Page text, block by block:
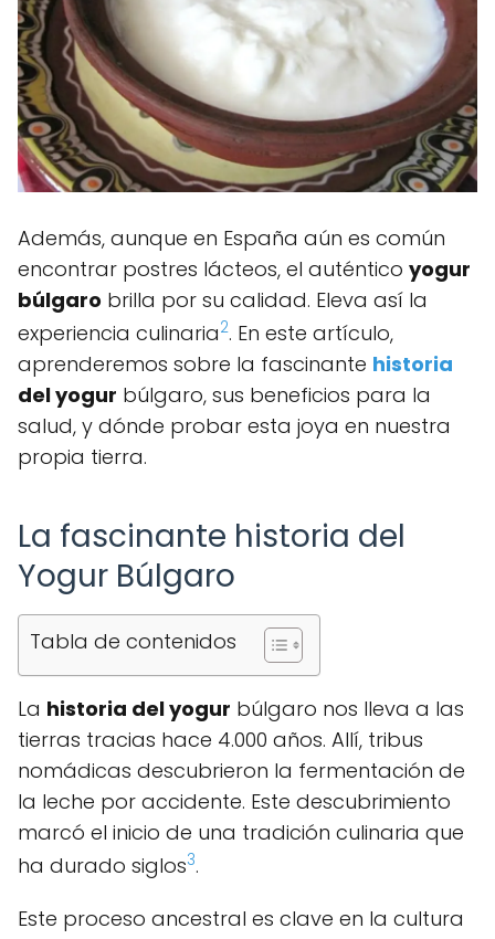
Además, aunque en España aún es común
encontrar postres lácteos, el auténtico yogur
búlgaro brilla por su calidad. Eleva así la
experiencia culinaria2. En este artículo,
aprenderemos sobre la fascinante historia
del yogur búlgaro, sus beneficios para la
salud, y dónde probar esta joya en nuestra
propia tierra.
La fascinante historia del
Yogur Búlgaro
Tabla de contenidos
La historia del yogur búlgaro nos lleva a las
tierras tracias hace 4.000 años. Allí, tribus
nomádicas descubrieron la fermentación de
la leche por accidente. Este descubrimiento
marcó el inicio de una tradición culinaria que
ha durado siglos3.
Este proceso ancestral es clave en la cultura